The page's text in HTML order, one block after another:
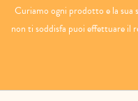
Curiamo ogni prodotto e la sua
non ti soddisfa puoi effettuare il